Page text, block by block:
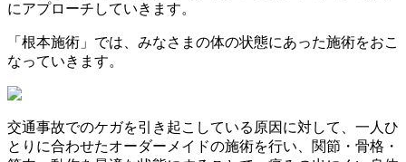
にアプローチしていきます。
「根本施術」では、みなさまの体の状態にあった施術をおこ
なっていきます。
交通事故でのケガを引き起こしている原因に対して、一人ひ
とりに合わせたオーダーメイドの施術を行い、関節・骨格・